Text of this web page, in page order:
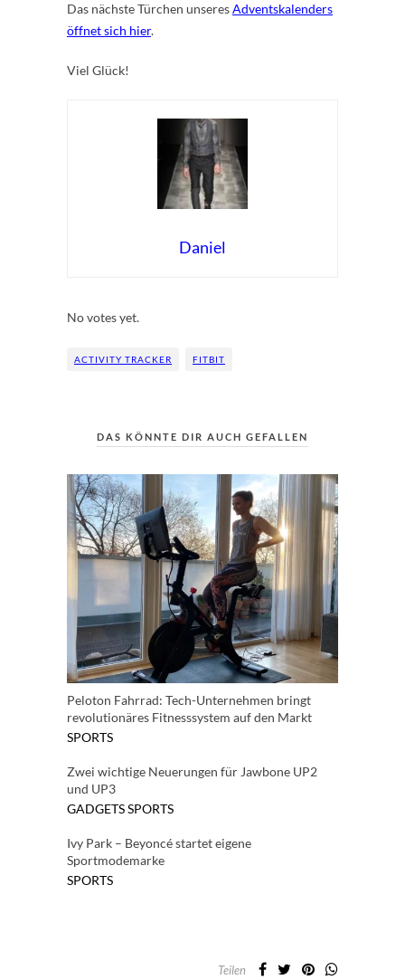
Das nächste Türchen unseresAdventskalenders
öffnet sich hier.
Viel Glück!
Daniel
No votes yet.
ACTIVITY TRACKER FITBIT
DAS KÖNNTE DIR AUCH GEFALLEN
Peloton Fahrrad: Tech-Unternehmen bringt
revolutionäres Fitnesssystem auf den Markt
SPORTS
Zwei wichtige Neuerungen für Jawbone UP2
und UP3
GADGETSSPORTS
Ivy Park – Beyoncé startet eigene
Sportmodemarke
SPORTS
Teilen